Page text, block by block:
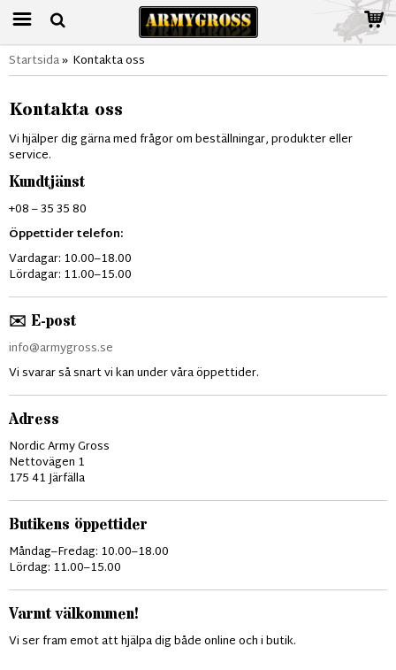
Startsida» Kontakta oss
Kontakta oss
Vi hjälper dig gärna med frågor om beställningar, produkter eller
service.
Kundtjänst
+08 – 35 35 80
Öppettider telefon:
Vardagar: 10.00–18.00
Lördagar: 11.00–15.00
✉️ E-post
info@armygross.se
Vi svarar så snart vi kan under våra öppettider.
Adress
Nordic Army Gross
Nettovägen 1
175 41 Järfälla
Butikens öppettider
Måndag–Fredag: 10.00–18.00
Lördag: 11.00–15.00
Varmt välkommen!
Vi ser fram emot att hjälpa dig både online och i butik.